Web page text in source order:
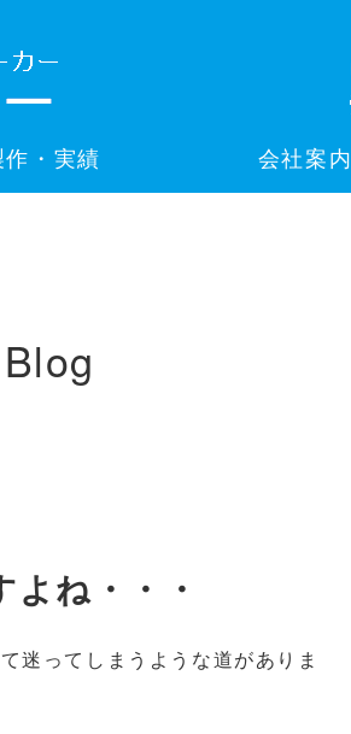
・実績 会社案内
ね・・・
迷ってしまうような道がありま